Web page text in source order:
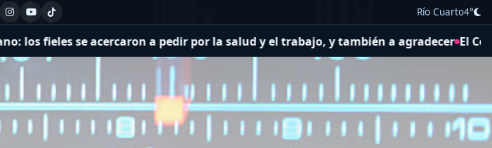
Río Cuarto4°
a pedir por la salud y el trabajo, y también a agradecer El Concejo Deliberante